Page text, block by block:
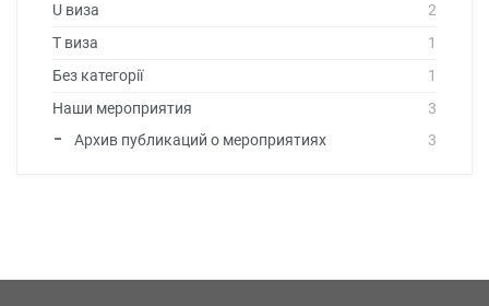
U виза
2
T виза
1
Без категорії
1
Наши мероприятия
3
Архив публикаций о мероприятиях
3